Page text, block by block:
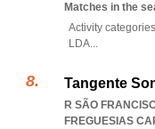
Matches in the
Activity
LDA...
Tangente
R SÃO
FREGUESIAS